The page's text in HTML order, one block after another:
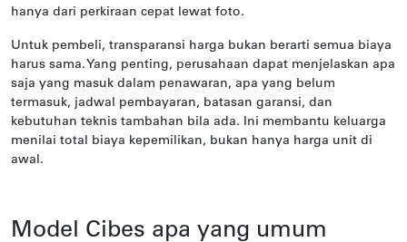
hanya dari perkiraan cepat lewat foto.
Untuk pembeli, transparansi harga bukan berarti semua biaya
harus sama. Yang penting, perusahaan dapat menjelaskan apa
saja yang masuk dalam penawaran, apa yang belum
termasuk, jadwal pembayaran, batasan garansi, dan
kebutuhan teknis tambahan bila ada. Ini membantu keluarga
menilai total biaya kepemilikan, bukan hanya harga unit di
awal.
Model Cibes apa yang umum